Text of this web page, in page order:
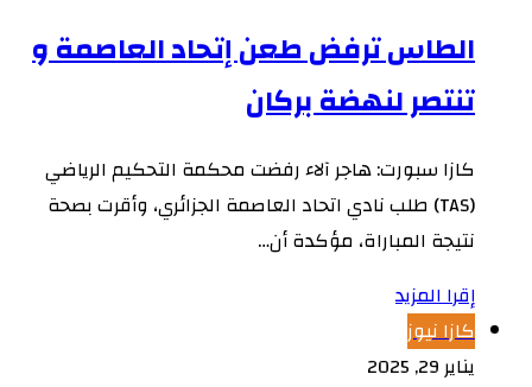
الطاس ترفض طعن إتحاد العاصمة و
تنتصر لنهضة بركان
كازا سبورت: هاجر آلاء رفضت محكمة التحكيم الرياضي
(TAS) طلب نادي اتحاد العاصمة الجزائري، وأقرت بصحة
نتيجة المباراة، مؤكدة أن…
إقرا المزيد
كازا نيوز
يناير 29, 2025